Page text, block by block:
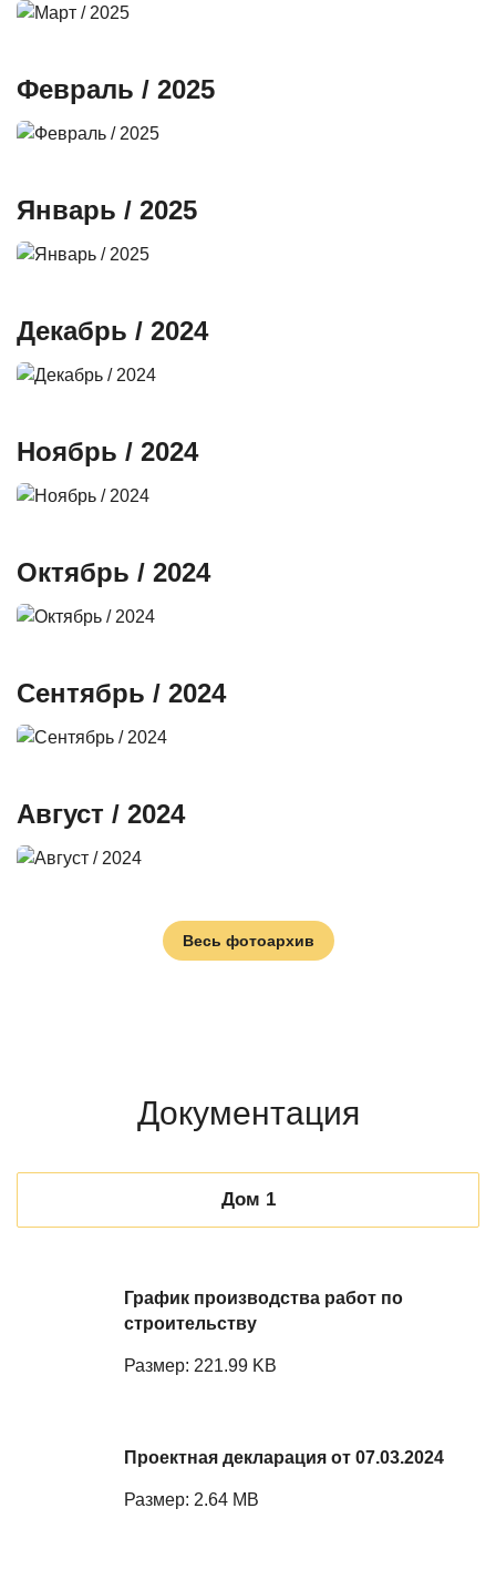
Февраль / 2025
Январь / 2025
Декабрь / 2024
Ноябрь / 2024
Октябрь / 2024
Сентябрь / 2024
Август / 2024
Весь фотоархив
Документация
Дом 1
График производства работ по
строительству
Размер: 221.99 KB
Проектная декларация от 07.03.2024
Размер: 2.64 MB